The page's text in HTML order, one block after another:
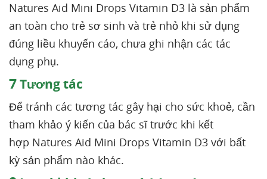
Natures Aid Mini Drops Vitamin D3 là sản phẩm
an toàn cho trẻ sơ sinh và trẻ nhỏ khi sử dụng
đúng liều khuyến cáo, chưa ghi nhận các tác
dụng phụ.
7Tương tác
Để tránh các tương tác gây hại cho sức khoẻ, cần
tham khảo ý kiến của bác sĩ trước khi kết
hợp Natures Aid Mini Drops Vitamin D3 với bất
kỳ sản phẩm nào khác.